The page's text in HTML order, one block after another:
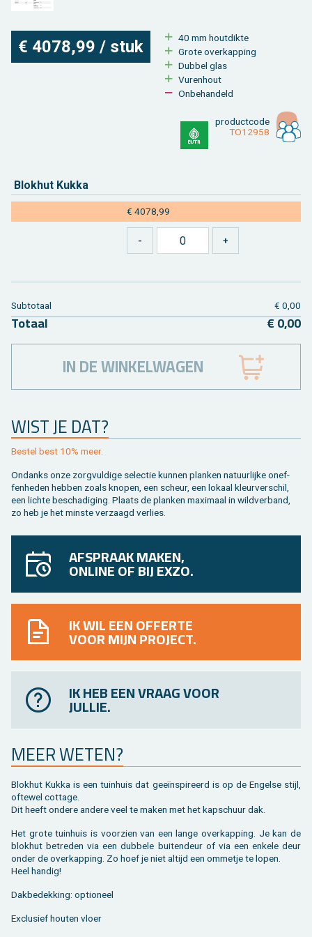
€ 4078,99 / stuk
40 mm hout­dik­te
Grote over­kap­ping
Dub­bel glas
Vu­ren­hout
On­be­han­deld
product­code
TO12958
Blok­hut Kukka
€ 4078,99
WIST JE DAT?
Be­stel best 10% meer.
On­danks onze zorg­vul­di­ge se­lec­tie kun­nen plan­ken na­tuur­lij­ke on­ef­
fen­he­den heb­ben zoals kno­pen, een scheur, een lo­kaal kleur­ver­schil,
een lich­te be­scha­di­ging. Plaats de plan­ken maxi­maal in wild­ver­band,
zo heb je het min­ste ver­zaagd ver­lies.
Sub­to­taal € 0,00
To­taal € 0,00
IN DE WINKELWAGEN
AFSPRAAK MAKEN,
ONLINE OF BIJ EXZO.
IK WIL EEN OFFERTE
VOOR MIJN PROJECT.
IK HEB EEN VRAAG VOOR
JULLIE.
MEER WETEN?
Blok­hut Kukka is een tuin­huis dat geeïnspi­reerd is op de En­gel­se stijl,
of­te­wel cot­ta­ge.
Dit heeft on­dere an­de­re veel te maken met het kap­schuur dak.
Het grote tuin­huis is voor­zien van een lange over­kap­ping. Je kan de
blok­hut be­tre­den via een dub­be­le bui­ten­deur of via een en­ke­le deur
onder de over­kap­ping. Zo hoef je niet al­tijd een om­me­tje te lopen.
Heel han­dig!
Dak­be­dek­king: op­ti­o­neel
Ex­clu­sief hou­ten vloer